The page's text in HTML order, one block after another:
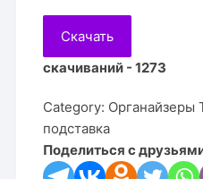
Скачать
скачиваний - 1273
Category: Органайзеры
подставка
Поделиться с